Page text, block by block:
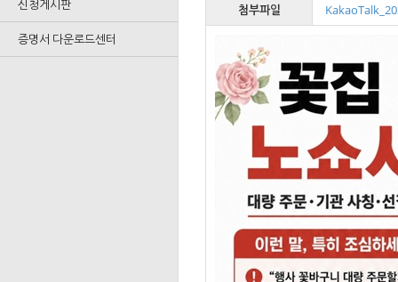
신청게시판
증명서 다운로드센터
첨부파일